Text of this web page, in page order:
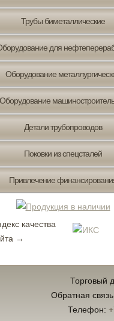
Трубы биметаллические
для
Оборудование
Оборудование
Детали трубопроводов
Поковки из спецсталей
Привлечение
качества
→
Торговый
Обратная
Телефон: